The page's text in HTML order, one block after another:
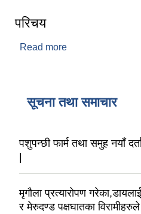
परिचय
Read more
सूचना तथा समाचार
पशुपन्छी फार्म तथा समुह नयाँ
मृगौला प्रत्यारोपण
र मेरुदण्ड पक्षघातका